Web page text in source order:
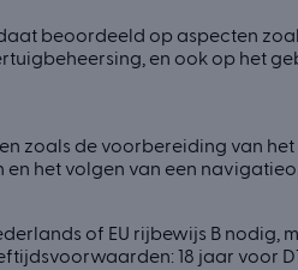
beoordeeld op aspecten
en ook op het
zoals de voorbereiding van
het volgen van een
of EU rijbewijs B nodig,
18 jaar voor